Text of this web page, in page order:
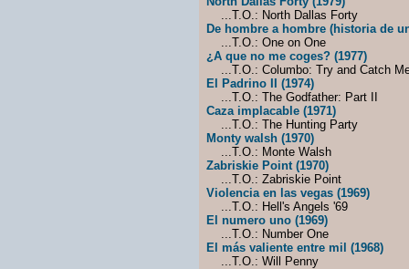
...T.O.: North Dallas Forty
De hombre a hombre (historia de
...T.O.: One on One
¿A que no me coges? (1977)
...T.O.: Columbo: Try and Catch
El Padrino II (1974)
...T.O.: The Godfather: Part II
Caza implacable (1971)
...T.O.: The Hunting Party
Monty walsh (1970)
...T.O.: Monte Walsh
Zabriskie Point (1970)
...T.O.: Zabriskie Point
Violencia en las vegas (1969)
...T.O.: Hell's Angels '69
El numero uno (1969)
...T.O.: Number One
El más valiente entre mil (1968)
...T.O.: Will Penny